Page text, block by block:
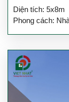
Diện tích: 5x8m
Phong cách: